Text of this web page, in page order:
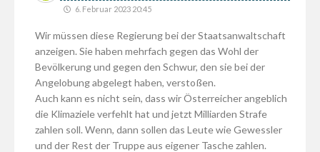
6. Februar 2023 20:45
Wir müssen diese Regierung bei der Staatsanwaltschaft
anzeigen. Sie haben mehrfach gegen das Wohl der
Bevölkerung und gegen den Schwur, den sie bei der
Angelobung abgelegt haben, verstoßen.
Auch kann es nicht sein, dass wir Österreicher angeblich
die Klimaziele verfehlt hat und jetzt Milliarden Strafe
zahlen soll. Wenn, dann sollen das Leute wie Gewessler
und der Rest der Truppe aus eigener Tasche zahlen.